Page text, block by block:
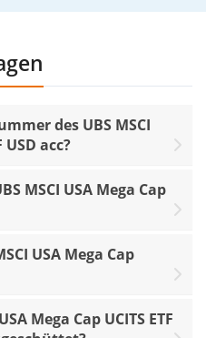
des UBS MSCI
USD acc?
MSCI USA Mega Cap
USA Mega Cap
Mega Cap UCITS ETF